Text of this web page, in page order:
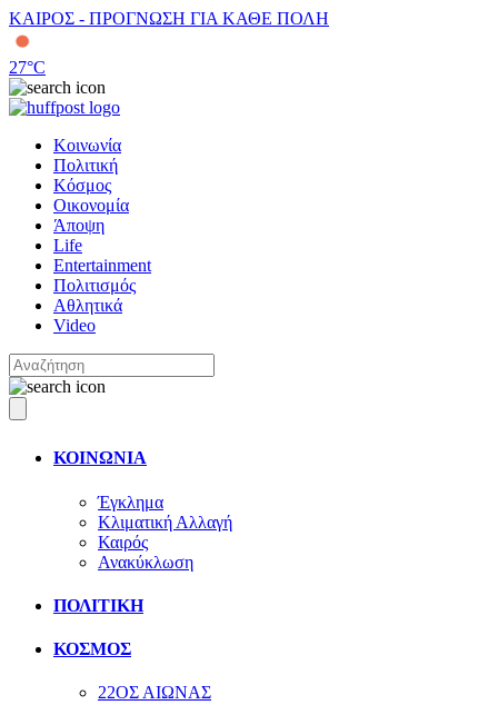
ΚΑΙΡΟΣ - ΠΡΟΓΝΩΣΗ ΓΙΑ ΚΑΘΕ ΠΟΛΗ
27°C
Κοινωνία
Πολιτική
Κόσμος
Οικονομία
Άποψη
Life
Entertainment
Πολιτισμός
Αθλητικά
Video
ΚΟΙΝΩΝΙΑ
Έγκλημα
Κλιματική Αλλαγή
Καιρός
Ανακύκλωση
ΠΟΛΙΤΙΚΗ
ΚΟΣΜΟΣ
22ΟΣ ΑΙΩΝΑΣ